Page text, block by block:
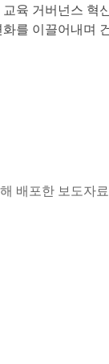
육 거버넌스
를 이끌어내며
배포한 보도자